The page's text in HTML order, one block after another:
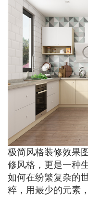
极简风格装修效果
修风格，更是一种
如何在纷繁复杂的
粹，用最少的元素